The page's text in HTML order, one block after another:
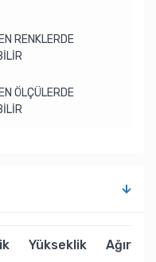
RENKLERDE
ÖLÇÜLERDE
Yükseklik Ağırlık